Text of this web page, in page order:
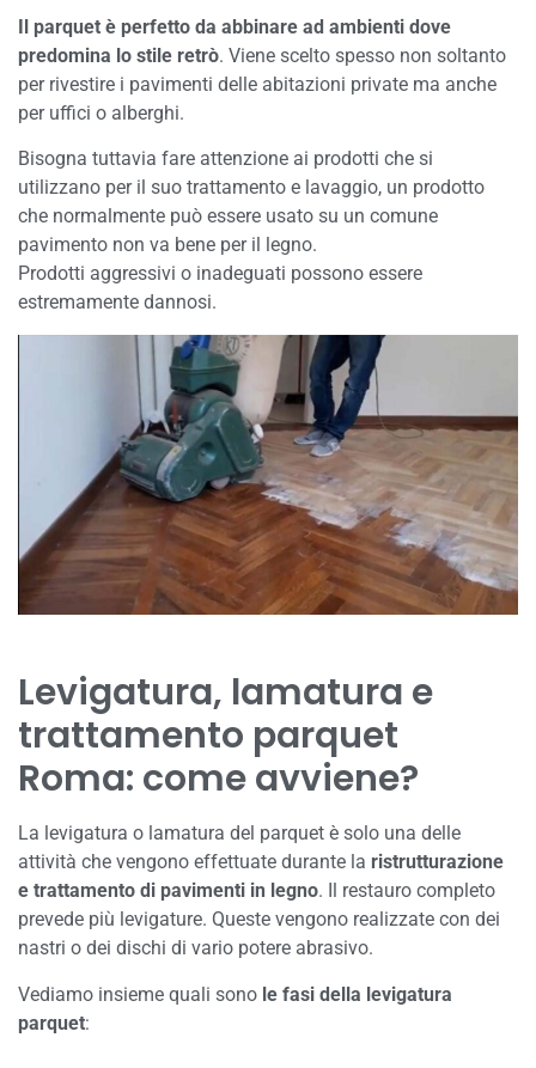
Il parquet è perfetto da abbinare ad ambienti dove
predomina lo stile retrò. Viene scelto spesso non soltanto
per rivestire i pavimenti delle abitazioni private ma anche
per uffici o alberghi.
Bisogna tuttavia fare attenzione ai prodotti che si
utilizzano per il suo trattamento e lavaggio, un prodotto
che normalmente può essere usato su un comune
pavimento non va bene per il legno.
Prodotti aggressivi o inadeguati possono essere
estremamente dannosi.
Levigatura, lamatura e
trattamento parquet
Roma: come avviene?
La levigatura o lamatura del parquet è solo una delle
attività che vengono effettuate durante la ristrutturazione
e trattamento di pavimenti in legno. Il restauro completo
prevede più levigature. Queste vengono realizzate con dei
nastri o dei dischi di vario potere abrasivo.
Vediamo insieme quali sono le fasi della levigatura
parquet: